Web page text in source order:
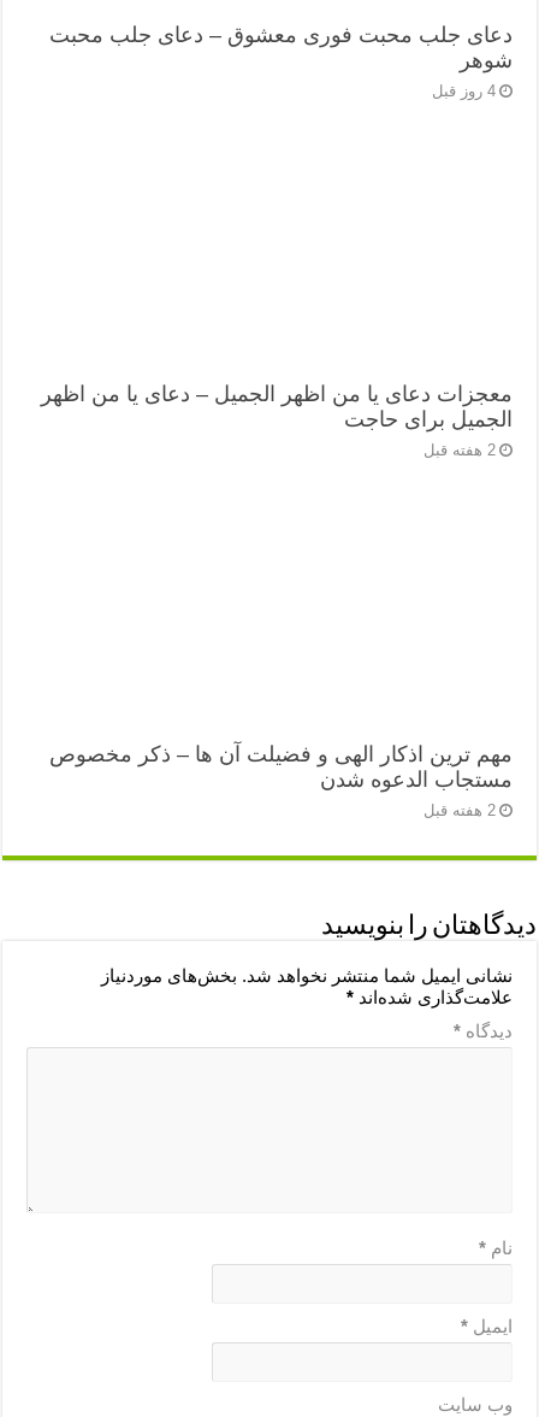
دعای جلب محبت فوری معشوق – دعای جلب محبت
شوهر
4 روز قبل
معجزات دعای یا من اظهر الجمیل – دعای یا من اظهر
الجمیل برای حاجت
2 هفته قبل
مهم ترین اذکار الهی و فضیلت آن ها – ذکر مخصوص
مستجاب الدعوه شدن
2 هفته قبل
دیدگاهتان را بنویسید
نشانی ایمیل شما منتشر نخواهد شد. بخش‌های موردنیاز
علامت‌گذاری شده‌اند*
دیدگاه*
نام*
ایمیل*
وب‌ سایت